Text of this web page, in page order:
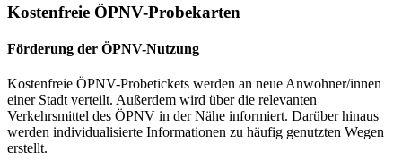
Kostenfreie ÖPNV-Probekarten
Förderung der ÖPNV-Nutzung
Kostenfreie ÖPNV-Probetickets werden an neue Anwohner/innen
einer Stadt verteilt. Außerdem wird über die relevanten
Verkehrsmittel des ÖPNV in der Nähe informiert. Darüber hinaus
werden individualisierte Informationen zu häufig genutzten Wegen
erstellt.